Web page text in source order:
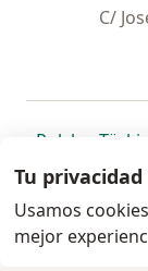
C/
Polska se
Türkiye
Portugal
Tu
Usamos
mejor